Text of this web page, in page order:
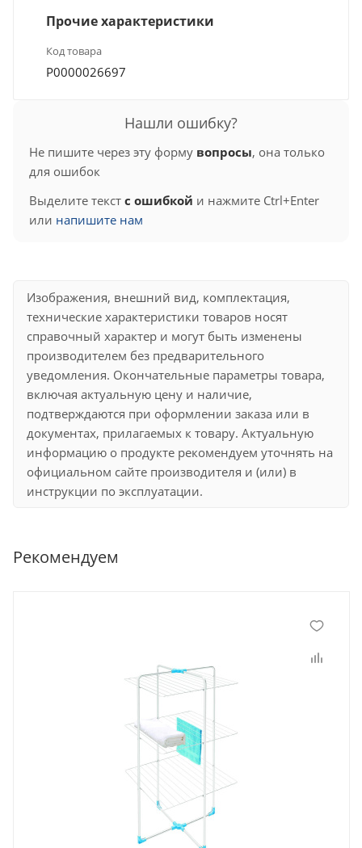
Прочие характеристики
Код товара
Р0000026697
Нашли ошибку?
Не пишите через эту форму вопросы, она только
для ошибок
Выделите текст с ошибкой и нажмите Ctrl+Enter
или напишите нам
Изображения, внешний вид, комплектация,
технические характеристики товаров носят
справочный характер и могут быть изменены
производителем без предварительного
уведомления. Окончательные параметры товара,
включая актуальную цену и наличие,
подтверждаются при оформлении заказа или в
документах, прилагаемых к товару. Актуальную
информацию о продукте рекомендуем уточнять на
официальном сайте производителя и (или) в
инструкции по эксплуатации.
Рекомендуем